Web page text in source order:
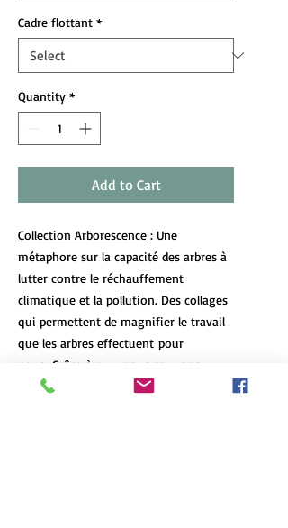
Cadre flottant *
Quantity *
Add to Cart
Collection Arborescence : Une
métaphore sur la capacité des arbres à
lutter contre le réchauffement
climatique et la pollution. Des collages
qui permettent de magnifier le travail
que les arbres effectuent pour
nous. Grâce à eux, nous pouvons
continuer à apercevoir un peu de ciel